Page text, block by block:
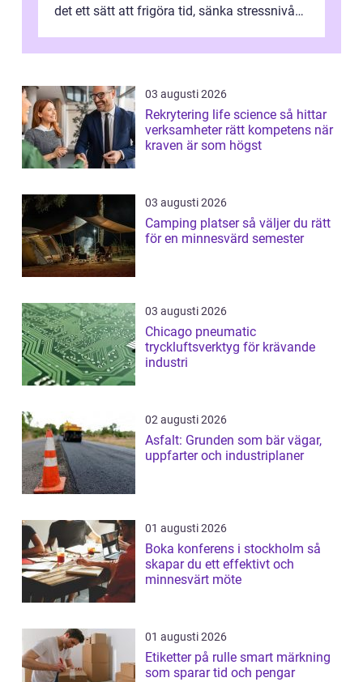
det ett sätt att frigöra tid, sänka stressnivån
03 augusti 2026
Rekrytering life science så hittar
verksamheter rätt kompetens när
kraven är som högst
03 augusti 2026
Camping platser så väljer du rätt
för en minnesvärd semester
03 augusti 2026
Chicago pneumatic
tryckluftsverktyg för krävande
industri
02 augusti 2026
Asfalt: Grunden som bär vägar,
uppfarter och industriplaner
01 augusti 2026
Boka konferens i stockholm så
skapar du ett effektivt och
minnesvärt möte
01 augusti 2026
Etiketter på rulle smart märkning
som sparar tid och pengar